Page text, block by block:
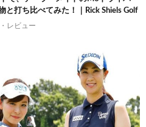
と打ち比べてみた！｜Rick Shiels Golf
レビュー